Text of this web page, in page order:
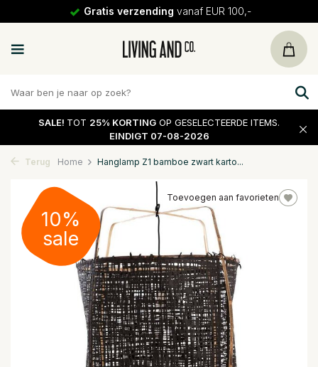
Gratis verzending vanaf EUR 100,-
SALE! TOT 25% KORTING OP GESELECTEERDE ITEMS.
EINDIGT 07-08-2026
Terug Home Hanglamp Z1 bamboe zwart karto...
Toevoegen aan favorieten
10%
sale